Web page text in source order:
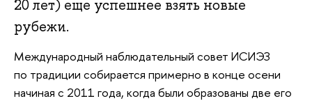
20 лет) еще успешнее взять новые
рубежи.
Международный наблюдательный совет ИСИЭЗ
по традиции собирается примерно в конце осени
начиная с 2011 года, когда были образованы две его